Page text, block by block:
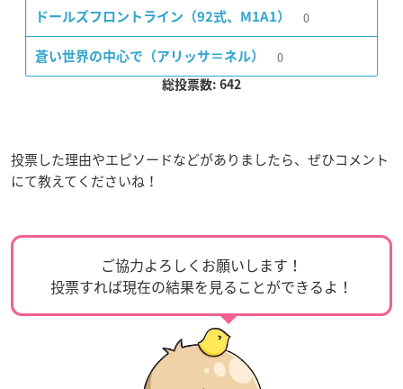
ドールズフロントライン（92式、M1A1） 0
蒼い世界の中心で（アリッサ＝ネル） 0
総投票数: 642
投票した理由やエピソードなどがありましたら、ぜひコメント
にて教えてくださいね！
ご協力よろしくお願いします！
投票すれば現在の結果を見ることができるよ！